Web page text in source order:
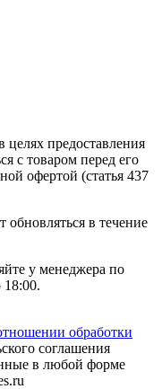
предоставления
с товаром перед его
офертой (статья 437
в течение
у менеджера по
18:00.
обработки
соглашения
в любой форме